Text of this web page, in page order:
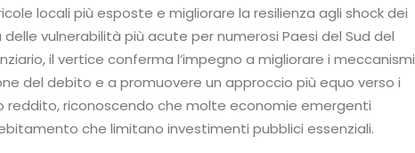
locali più esposte e migliorare la resilienza agli shock dei
vulnerabilità più acute per numerosi Paesi del Sud del
il vertice conferma l’impegno a migliorare i meccanismi
del debito e a promuovere un approccio più equo verso i
reddito, riconoscendo che molte economie emergenti
che limitano investimenti pubblici essenziali.